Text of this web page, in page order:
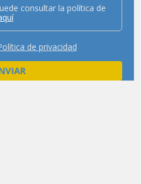
consultar la política de
de privacidad